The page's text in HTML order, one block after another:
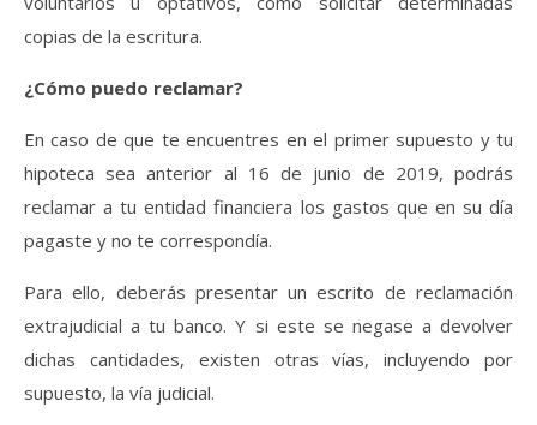
copias de la escritura.
¿Cómo puedo reclamar?
En caso de que te encuentres en el primer supuesto y tu
hipoteca sea anterior al 16 de junio de 2019, podrás
reclamar a tu entidad financiera los gastos que en su día
pagaste y no te correspondía.
Para ello, deberás presentar un escrito de reclamación
extrajudicial a tu banco. Y si este se negase a devolver
dichas cantidades, existen otras vías, incluyendo por
supuesto, la vía judicial.